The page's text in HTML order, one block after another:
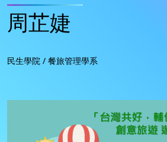
周芷婕
民生學院 / 餐旅管理學系